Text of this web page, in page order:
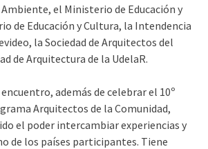
el Ministerio de Educación y
de Educación y Cultura, la Intendencia
la Sociedad de Arquitectos del
de Arquitectura de la UdelaR.
además de celebrar el 10º
Arquitectos de la Comunidad,
el poder intercambiar experiencias y
de los países participantes. Tiene